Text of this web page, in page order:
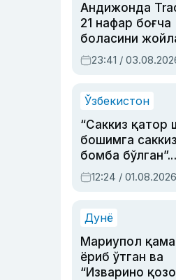
Андижонда
21 нафар боғча
боласини
содир этган
ҳукми ўқилди
23:41 /
Ўзбекистон
“Саккиз қатор
бошимга
бомба бўлган”.
Абдулла
сиёсий
12:24 / 01.08.2026
Дунё
Мариупол
ёриб ўтган ва
“Изварино